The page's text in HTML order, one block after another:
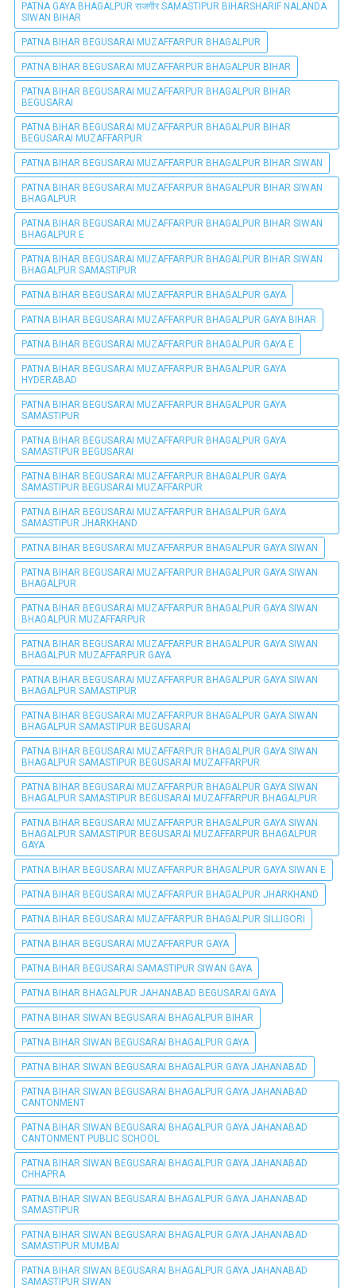
PATNA GAYA BHAGALPUR राजगीर SAMASTIPUR BIHARSHARIF NALANDA
SIWAN BIHAR
PATNA BIHAR BEGUSARAI MUZAFFARPUR BHAGALPUR
PATNA BIHAR BEGUSARAI MUZAFFARPUR BHAGALPUR BIHAR
PATNA BIHAR BEGUSARAI MUZAFFARPUR BHAGALPUR BIHAR
BEGUSARAI
PATNA BIHAR BEGUSARAI MUZAFFARPUR BHAGALPUR BIHAR
BEGUSARAI MUZAFFARPUR
PATNA BIHAR BEGUSARAI MUZAFFARPUR BHAGALPUR BIHAR SIWAN
PATNA BIHAR BEGUSARAI MUZAFFARPUR BHAGALPUR BIHAR SIWAN
BHAGALPUR
PATNA BIHAR BEGUSARAI MUZAFFARPUR BHAGALPUR BIHAR SIWAN
BHAGALPUR E
PATNA BIHAR BEGUSARAI MUZAFFARPUR BHAGALPUR BIHAR SIWAN
BHAGALPUR SAMASTIPUR
PATNA BIHAR BEGUSARAI MUZAFFARPUR BHAGALPUR GAYA
PATNA BIHAR BEGUSARAI MUZAFFARPUR BHAGALPUR GAYA BIHAR
PATNA BIHAR BEGUSARAI MUZAFFARPUR BHAGALPUR GAYA E
PATNA BIHAR BEGUSARAI MUZAFFARPUR BHAGALPUR GAYA
HYDERABAD
PATNA BIHAR BEGUSARAI MUZAFFARPUR BHAGALPUR GAYA
SAMASTIPUR
PATNA BIHAR BEGUSARAI MUZAFFARPUR BHAGALPUR GAYA
SAMASTIPUR BEGUSARAI
PATNA BIHAR BEGUSARAI MUZAFFARPUR BHAGALPUR GAYA
SAMASTIPUR BEGUSARAI MUZAFFARPUR
PATNA BIHAR BEGUSARAI MUZAFFARPUR BHAGALPUR GAYA
SAMASTIPUR JHARKHAND
PATNA BIHAR BEGUSARAI MUZAFFARPUR BHAGALPUR GAYA SIWAN
PATNA BIHAR BEGUSARAI MUZAFFARPUR BHAGALPUR GAYA SIWAN
BHAGALPUR
PATNA BIHAR BEGUSARAI MUZAFFARPUR BHAGALPUR GAYA SIWAN
BHAGALPUR MUZAFFARPUR
PATNA BIHAR BEGUSARAI MUZAFFARPUR BHAGALPUR GAYA SIWAN
BHAGALPUR MUZAFFARPUR GAYA
PATNA BIHAR BEGUSARAI MUZAFFARPUR BHAGALPUR GAYA SIWAN
BHAGALPUR SAMASTIPUR
PATNA BIHAR BEGUSARAI MUZAFFARPUR BHAGALPUR GAYA SIWAN
BHAGALPUR SAMASTIPUR BEGUSARAI
PATNA BIHAR BEGUSARAI MUZAFFARPUR BHAGALPUR GAYA SIWAN
BHAGALPUR SAMASTIPUR BEGUSARAI MUZAFFARPUR
PATNA BIHAR BEGUSARAI MUZAFFARPUR BHAGALPUR GAYA SIWAN
BHAGALPUR SAMASTIPUR BEGUSARAI MUZAFFARPUR BHAGALPUR
PATNA BIHAR BEGUSARAI MUZAFFARPUR BHAGALPUR GAYA SIWAN
BHAGALPUR SAMASTIPUR BEGUSARAI MUZAFFARPUR BHAGALPUR
GAYA
PATNA BIHAR BEGUSARAI MUZAFFARPUR BHAGALPUR GAYA SIWAN E
PATNA BIHAR BEGUSARAI MUZAFFARPUR BHAGALPUR JHARKHAND
PATNA BIHAR BEGUSARAI MUZAFFARPUR BHAGALPUR SILLIGORI
PATNA BIHAR BEGUSARAI MUZAFFARPUR GAYA
PATNA BIHAR BEGUSARAI SAMASTIPUR SIWAN GAYA
PATNA BIHAR BHAGALPUR JAHANABAD BEGUSARAI GAYA
PATNA BIHAR SIWAN BEGUSARAI BHAGALPUR BIHAR
PATNA BIHAR SIWAN BEGUSARAI BHAGALPUR GAYA
PATNA BIHAR SIWAN BEGUSARAI BHAGALPUR GAYA JAHANABAD
PATNA BIHAR SIWAN BEGUSARAI BHAGALPUR GAYA JAHANABAD
CANTONMENT
PATNA BIHAR SIWAN BEGUSARAI BHAGALPUR GAYA JAHANABAD
CANTONMENT PUBLIC SCHOOL
PATNA BIHAR SIWAN BEGUSARAI BHAGALPUR GAYA JAHANABAD
CHHAPRA
PATNA BIHAR SIWAN BEGUSARAI BHAGALPUR GAYA JAHANABAD
SAMASTIPUR
PATNA BIHAR SIWAN BEGUSARAI BHAGALPUR GAYA JAHANABAD
SAMASTIPUR MUMBAI
PATNA BIHAR SIWAN BEGUSARAI BHAGALPUR GAYA JAHANABAD
SAMASTIPUR SIWAN